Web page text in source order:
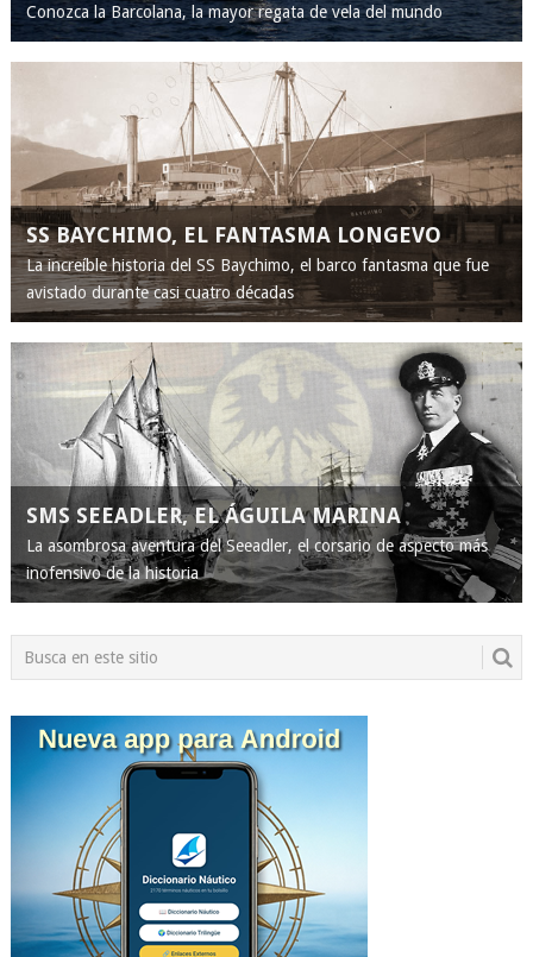
Conozca la Barcolana, la mayor regata de vela del mundo
SS BAYCHIMO, EL FANTASMA LONGEVO
La increíble historia del SS Baychimo, el barco fantasma que fue
avistado durante casi cuatro décadas
SMS SEEADLER, EL ÁGUILA MARINA
La asombrosa aventura del Seeadler, el corsario de aspecto más
inofensivo de la historia